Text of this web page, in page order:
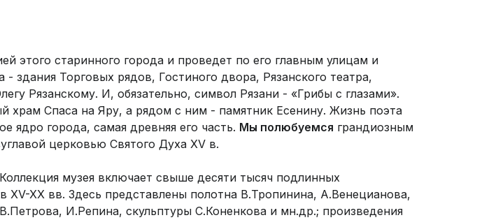
этого старинного города и проведет по его главным улицам и
здания Торговых рядов, Гостиного двора, Рязанского театра,
Рязанскому. И, обязательно, символ Рязани - «Грибы с глазами».
храм Спаса на Яру, а рядом с ним - памятник Есенину. Жизнь поэта
ядро города, самая древняя его часть. Мы полюбуемся грандиозным
церковью Святого Духа XV в.
Коллекция музея включает свыше десяти тысяч подлинных
XX вв. Здесь представлены полотна В.Тропинина, А.Венецианова,
И.Репина, скульптуры С.Коненкова и мн.др.; произведения